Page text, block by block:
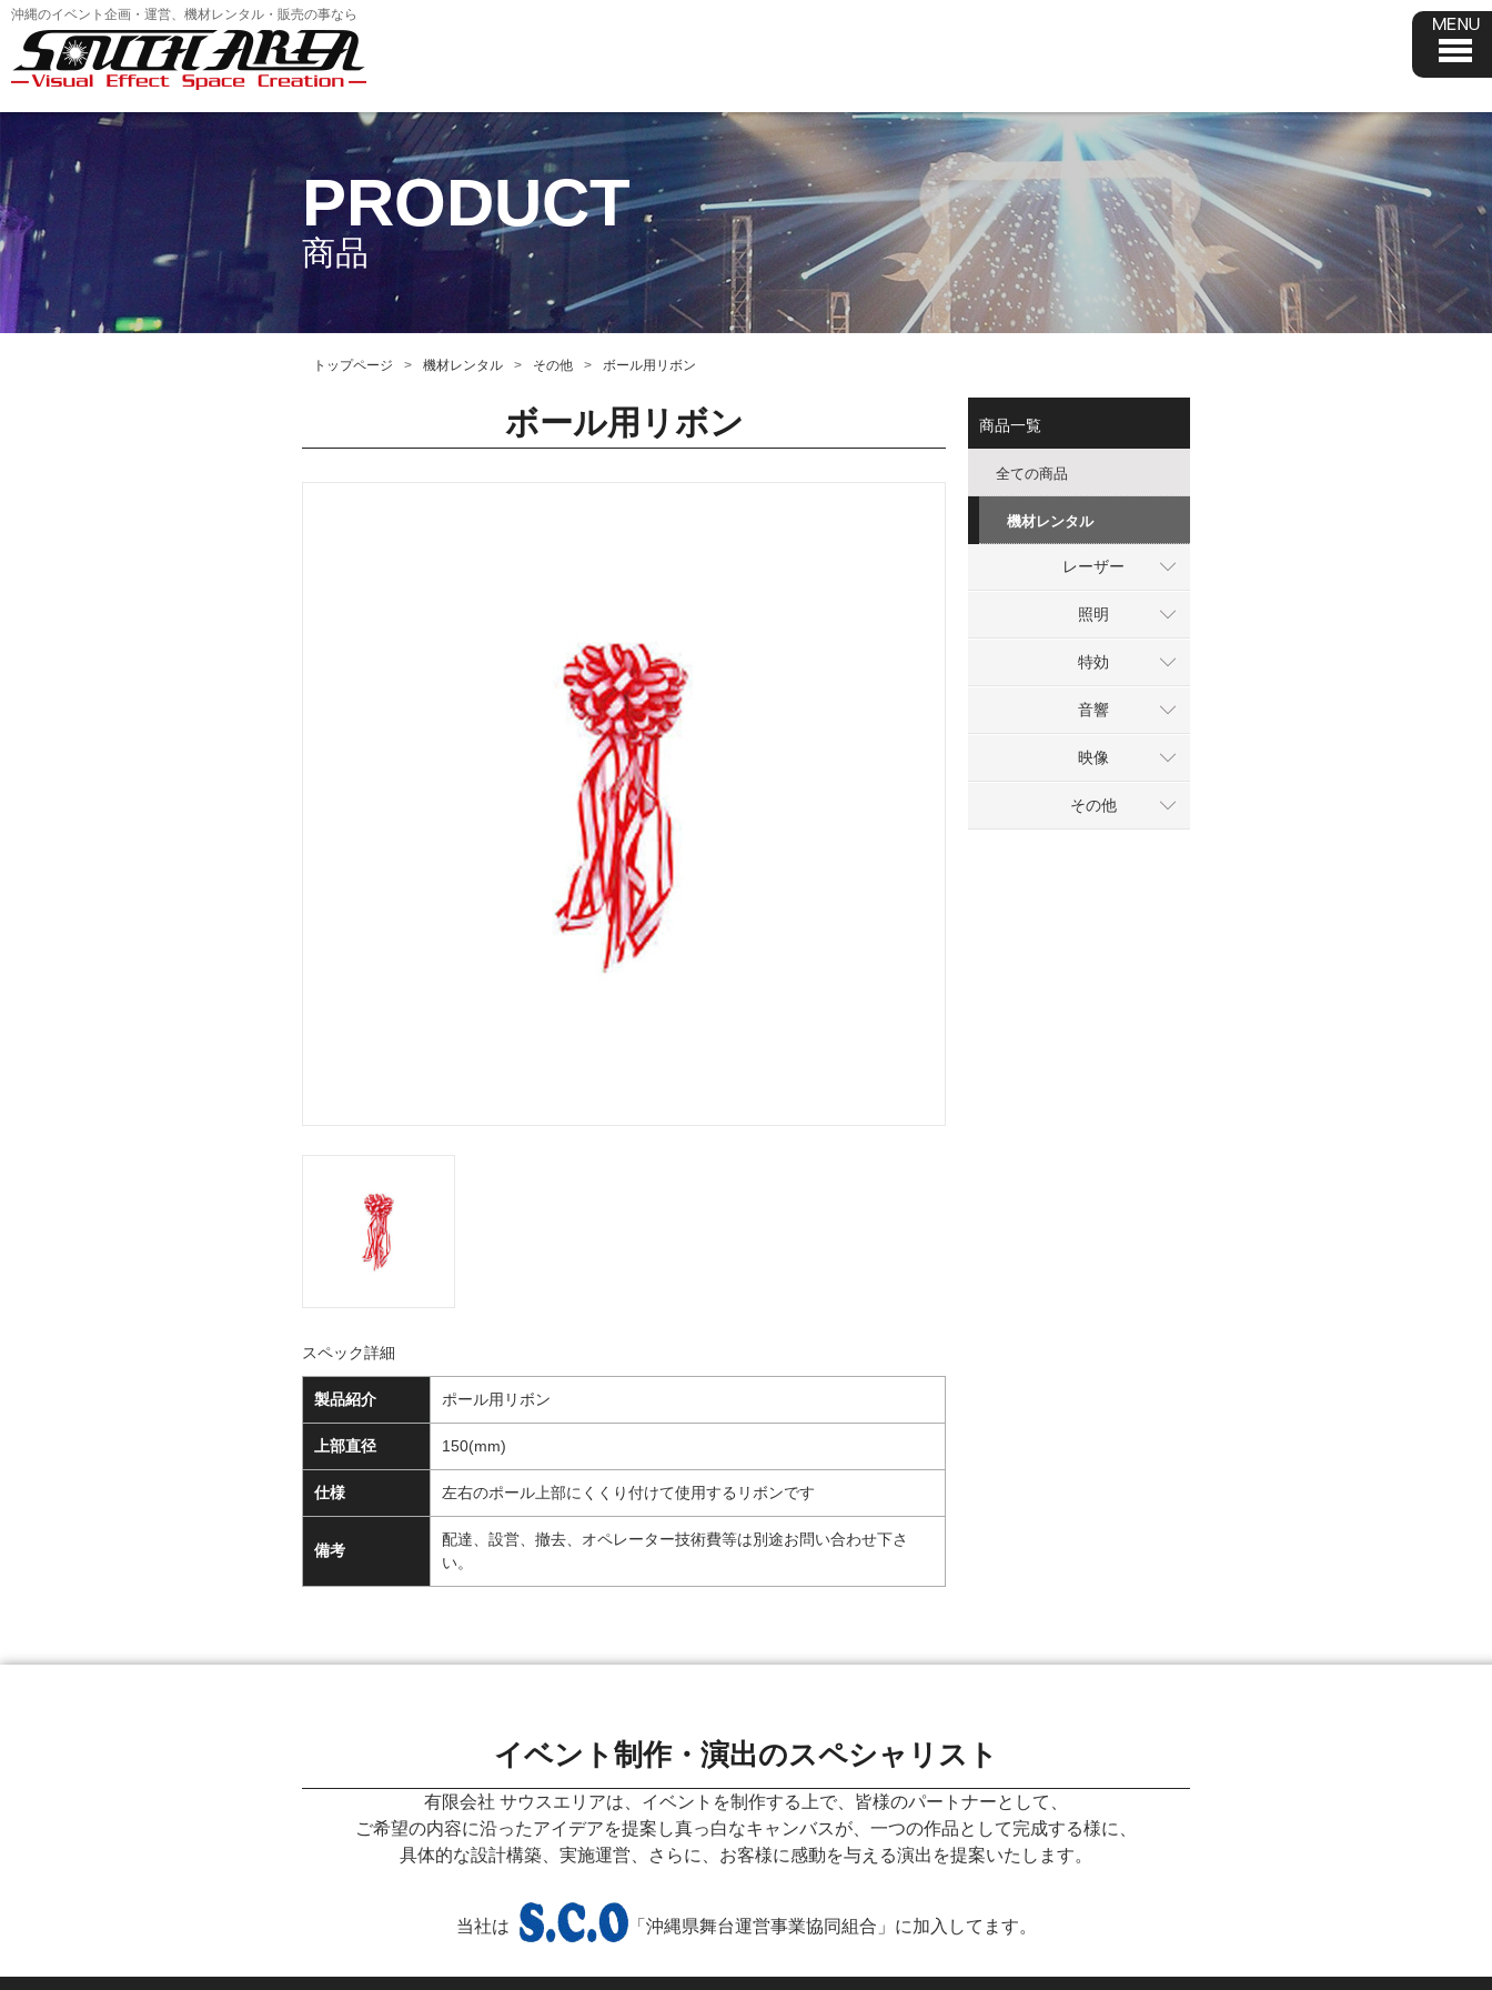
沖縄のイベント企画・運営、機材レンタル・販売の事なら
PRODUCT
商品
トップページ 機材レンタル その他 ボール用リボン
ボール用リボン
スペック詳細
製品紹介 ポール用リボン
上部直径 150(mm)
仕様 左右のポール上部にくくり付けて使用するリボンです
備考
配達、設営、撤去、オペレーター技術費等は別途お問い合わせ下さ
い。
商品一覧
全ての商品
機材レンタル
レーザー
照明
特効
音響
映像
その他
イベント制作・演出のスペシャリスト
有限会社 サウスエリアは、イベントを制作する上で、皆様のパートナーとして、
ご希望の内容に沿ったアイデアを提案し真っ白なキャンバスが、一つの作品として完成する様に、
具体的な設計構築、実施運営、さらに、お客様に感動を与える演出を提案いたします。
当社は 「沖縄県舞台運営事業協同組合」に加入してます。